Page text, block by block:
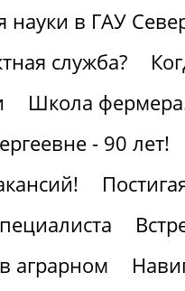
науки в ГАУ
служба?
Школа
- 90 лет!
аграрном